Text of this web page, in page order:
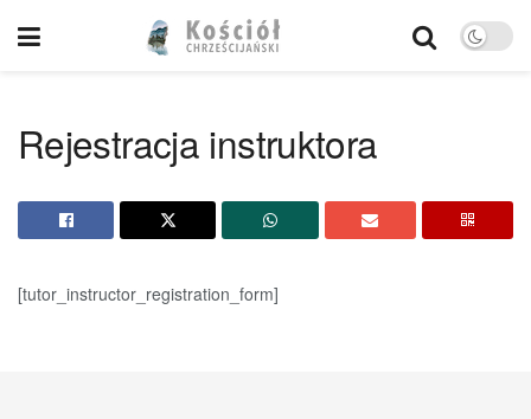
Rejestracja instruktora
[tutor_instructor_registration_form]